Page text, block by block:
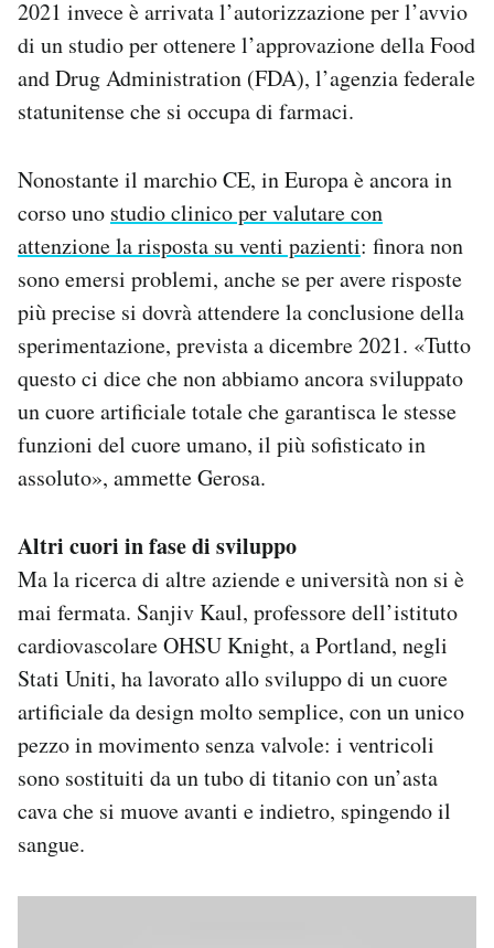
2021 invece è arrivata l’autorizzazione per l’avvio
di un studio per ottenere l’approvazione della Food
and Drug Administration (FDA), l’agenzia federale
statunitense che si occupa di farmaci.
Nonostante il marchio CE, in Europa è ancora in
corso uno studio clinico per valutare con
attenzione la risposta su venti pazienti: finora non
sono emersi problemi, anche se per avere risposte
più precise si dovrà attendere la conclusione della
sperimentazione, prevista a dicembre 2021. «Tutto
questo ci dice che non abbiamo ancora sviluppato
un cuore artificiale totale che garantisca le stesse
funzioni del cuore umano, il più sofisticato in
assoluto», ammette Gerosa.
Altri cuori in fase di sviluppo
Ma la ricerca di altre aziende e università non si è
mai fermata. Sanjiv Kaul, professore dell’istituto
cardiovascolare OHSU Knight, a Portland, negli
Stati Uniti, ha lavorato allo sviluppo di un cuore
artificiale da design molto semplice, con un unico
pezzo in movimento senza valvole: i ventricoli
sono sostituiti da un tubo di titanio con un’asta
cava che si muove avanti e indietro, spingendo il
sangue.